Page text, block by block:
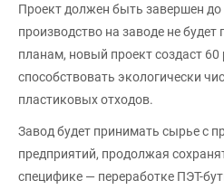
Проект должен быть завершен до
производство на заводе не
планам, новый проект создаст 60
способствовать экологически
пластиковых отходов.
Завод будет принимать сырье с
предприятий, продолжая
специфике — переработке ПЭТ-